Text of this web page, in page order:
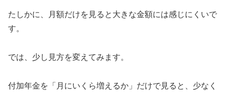
たしかに、月額だけを見ると大きな金額には感じにくいで
す。
では、少し見方を変えてみます。
付加年金を「月にいくら増えるか」だけで見ると、少なく